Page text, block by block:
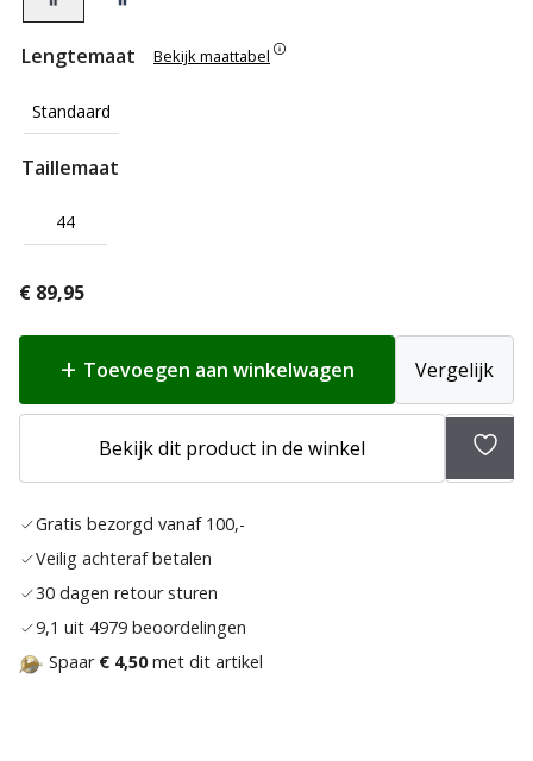
Lengtemaat Bekijk maattabel
Standaard
Taillemaat
44
€ 89,95
Toevoegen aan winkelwagen Vergelijk
Bekijk dit product in de winkel
Gratis bezorgd vanaf 100,-
Veilig achteraf betalen
30 dagen retour sturen
9,1 uit 4979 beoordelingen
Spaar € 4,50met dit artikel